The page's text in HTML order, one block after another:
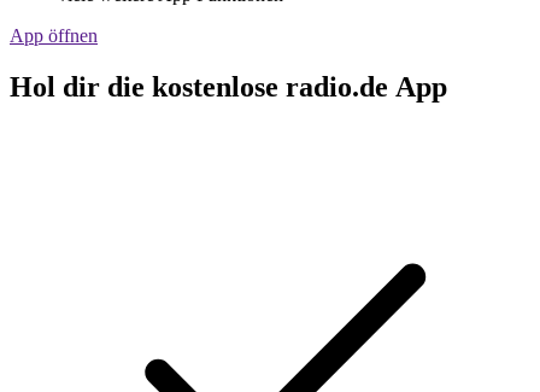
App öffnen
Hol dir die kostenlose radio.de App